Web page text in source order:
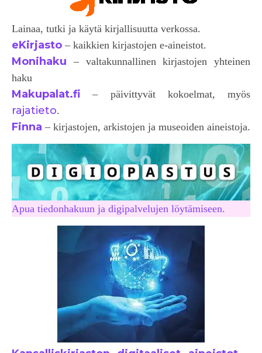
Lainaa, tutki ja käytä kirjallisuutta verkossa.
eKirjasto – kaikkien kirjastojen e-aineistot.
Monihaku – valtakunnallinen kirjastojen yhteinen
haku
Makupalat.fi – päivittyvät kokoelmat, myös
rajatieto.
Finna – kirjastojen, arkistojen ja museoiden aineistoja.
Apua tiedonhakuun ja digipalvelujen löytämiseen.